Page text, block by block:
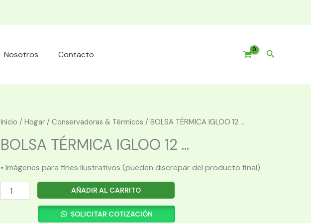
Nosotros Contacto Buscar
Inicio / Hogar / Conservadoras & Térmicos / BOLSA TÉRMICA IGLOO 12 ...
BOLSA TÉRMICA IGLOO 12 ...
• Imágenes para fines ilustrativos (pueden discrepar del producto final).
BOLSA
TÉRMICA
AÑADIR AL CARRITO
SOLICITAR COTIZACIÓN